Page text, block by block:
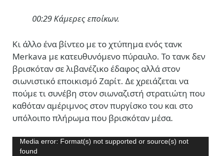
00:29 Κάμερες εποίκων.
Kι άλλο ένα βίντεο με το χτύπημα ενός τανκ
Merkava με κατευθυνόμενο πύραυλο. Το τανκ δεν
βρισκόταν σε λιβανέζικο έδαφος αλλά στον
σιωνιστικό εποικισμό Ζαρίτ. Δε χρειάζεται να
πούμε τι συνέβη στον σιωναζιστή στρατιώτη που
καθόταν αμέριμνος στον πυργίσκο του και στο
υπόλοιπο πλήρωμα που βρισκόταν μέσα.
Πρόγραμμα
Media error: Format(s) not supported or source(s) not
found